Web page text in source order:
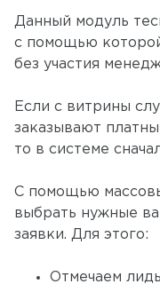
Данный модуль
с помощью
без участия
Если с витрины
заказывают
то в системе
С помощью
выбрать нужные
заявки. Для этого:
Отмечаем